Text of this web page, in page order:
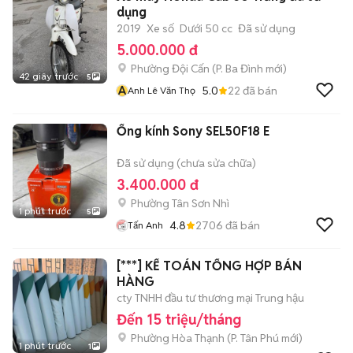
42 giây trước 5
dụng
2019 Xe số Dưới 50 cc Đã sử dụng
5.000.000 đ
Phường Đội Cấn (P. Ba Đình mới)
AAnh Lê Văn Thọ 5.0 22 đã bán
1 phút trước 5
Ống kính Sony SEL50F18 E
Đã sử dụng (chưa sửa chữa)
3.400.000 đ
Phường Tân Sơn Nhì
Tấn Anh 4.8 2706 đã bán
1 phút trước 1
[***] KẾ TOÁN TỔNG HỢP BÁN
HÀNG
cty TNHH đầu tư thương mại Trung hậu
Đến 15 triệu/tháng
Phường Hòa Thạnh (P. Tân Phú mới)